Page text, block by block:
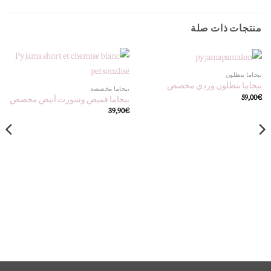
منتجات ذات صلة
بيجاما بنطلون
بيجاما بنطلون وردي مخصص
59,00€
بيجاما مخصصة
بيجاما قميص وشورت أبيض مخصص
39,90€